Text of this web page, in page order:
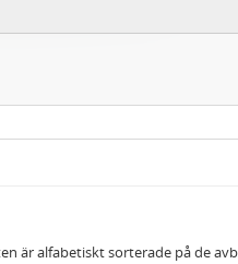
är alfabetiskt sorterade på de